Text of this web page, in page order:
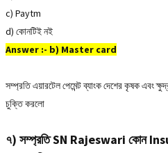
c) Paytm
d) কোনটিই নই
Answer :- b) Master card
সম্প্রতি এয়ারটেল পেমেন্ট ব্যাংক দেশের কৃষক এবং ক্ষুদ্র
চুক্তি করলো
৭) সম্প্রতি SN Rajeswari কোন